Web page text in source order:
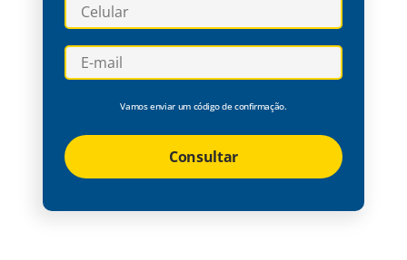
Vamos enviar um código de confirmação.
Consultar